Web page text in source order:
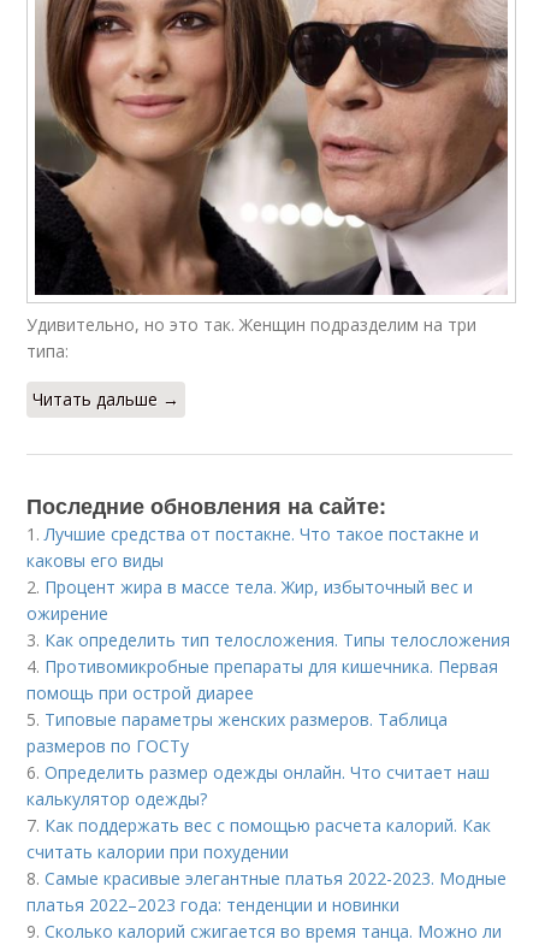
Удивительно, но это так. Женщин подразделим на три
типа:
Читать дальше →
Последние обновления на сайте:
1.Лучшие средства от постакне. Что такое постакне и
каковы его виды
2. Процент жира в массе тела. Жир, избыточный вес и
ожирение
3. Как определить тип телосложения. Типы телосложения
4. Противомикробные препараты для кишечника. Первая
помощь при острой диарее
5. Типовые параметры женских размеров. Таблица
размеров по ГОСТу
6.Определить размер одежды онлайн. Что считает наш
калькулятор одежды?
7. Как поддержать вес с помощью расчета калорий. Как
считать калории при похудении
8.Самые красивые элегантные платья 2022-2023. Модные
платья 2022–2023 года: тенденции и новинки
9.Сколько калорий сжигается во время танца. Можно ли